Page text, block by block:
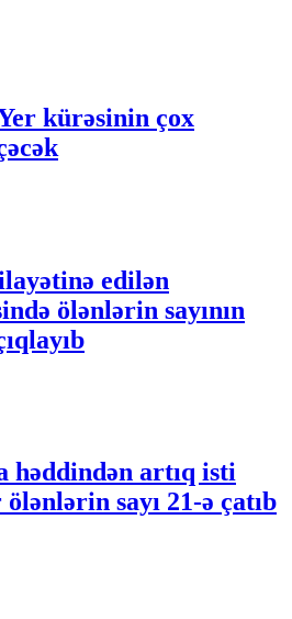
kürəsinin çox
edilən
ölənlərin sayının
həddindən artıq isti
sayı 21-ə çatıb